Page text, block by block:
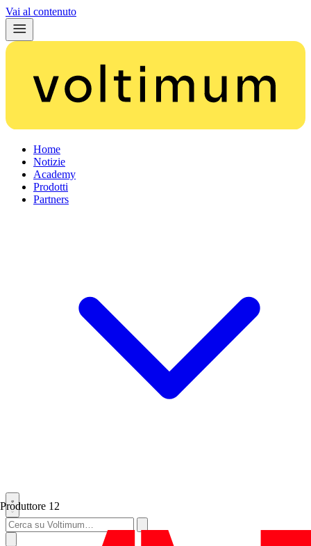
Vai al contenuto
Home
Notizie
Academy
Prodotti
Partners
Produttore 12